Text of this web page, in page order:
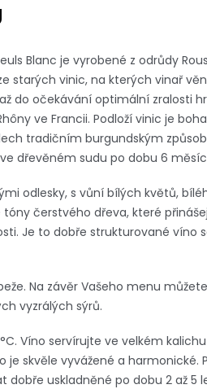
Blanc je vyrobené z odrůdy
starých vinic, na kterých vinař
do očekávání optimální zralosti
ve Francii. Podloží vinic je
tradičním burgundským
dřevěném sudu po dobu 6
odlesky, s vůní bílých květů,
čerstvého dřeva, které
Je to dobře strukturované víno
Na závěr Vašeho menu
vyzrálých sýrů.
Víno servírujte ve velkém
skvěle vyvážené a harmonické.
uskladněné po dobu 2 až 5